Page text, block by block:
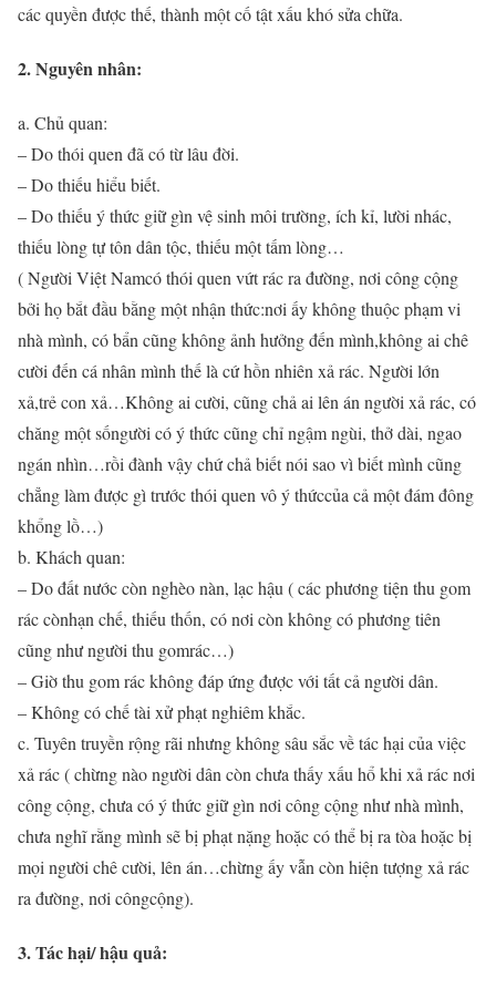
các quyền được thế, thành một cố tật xấu khó sửa chữa.
2. Nguyên nhân:
a. Chủ quan:
– Do thói quen đã có từ lâu đời.
– Do thiếu hiểu biết.
– Do thiếu ý thức giữ gìn vệ sinh môi trường, ích kỉ, lười nhác,
thiếu lòng tự tôn dân tộc, thiếu một tấm lòng…
( Người Việt Namcó thói quen vứt rác ra đường, nơi công cộng
bởi họ bắt đầu bằng một nhận thức:nơi ấy không thuộc phạm vi
nhà mình, có bẩn cũng không ảnh hưởng đến mình,không ai chê
cười đến cá nhân mình thế là cứ hồn nhiên xả rác. Người lớn
xả,trẻ con xả…Không ai cười, cũng chả ai lên án người xả rác, có
chăng một sốngười có ý thức cũng chỉ ngậm ngùi, thở dài, ngao
ngán nhìn…rồi đành vậy chứ chả biết nói sao vì biết mình cũng
chẳng làm được gì trước thói quen vô ý thứccủa cả một đám đông
khổng lồ…)
b. Khách quan:
– Do đất nước còn nghèo nàn, lạc hậu ( các phương tiện thu gom
rác cònhạn chế, thiếu thốn, có nơi còn không có phương tiên
cũng như người thu gomrác…)
– Giờ thu gom rác không đáp ứng được với tất cả người dân.
– Không có chế tài xử phạt nghiêm khắc.
c. Tuyên truyền rộng rãi nhưng không sâu sắc về tác hại của việc
xả rác ( chừng nào người dân còn chưa thấy xấu hổ khi xả rác nơi
công cộng, chưa có ý thức giữ gìn nơi công cộng như nhà mình,
chưa nghĩ rằng mình sẽ bị phạt nặng hoặc có thể bị ra tòa hoặc bị
mọi người chê cười, lên án…chừng ấy vẫn còn hiện tượng xả rác
ra đường, nơi côngcộng).
3. Tác hại/ hậu quả: